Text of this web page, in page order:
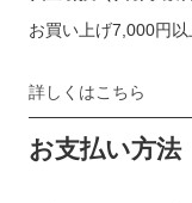
お買い上げ7,000円
詳しくはこちら
お支払い方法